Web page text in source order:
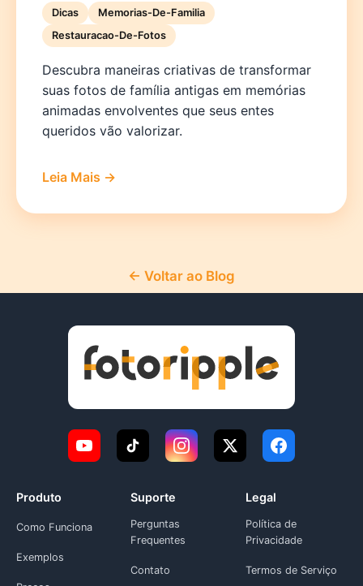
Dicas
Memorias-De-Familia
Restauracao-De-Fotos
Descubra maneiras criativas de transformar
suas fotos de família antigas em memórias
animadas envolventes que seus entes
queridos vão valorizar.
Leia Mais →
← Voltar ao Blog
Produto
Como Funciona
Exemplos
Suporte
Perguntas
Frequentes
Contato
Legal
Política de
Privacidade
Termos de Serviço